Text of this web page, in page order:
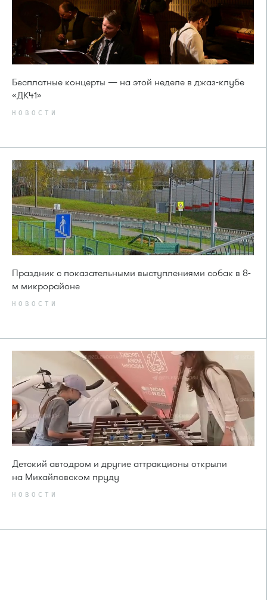
Бесплатные концерты — на этой неделе в джаз-клубе
«ДК41»
НОВОСТИ
Праздник с показательными выступлениями собак в 8-
м микрорайоне
НОВОСТИ
Детский автодром и другие аттракционы открыли
на Михайловском пруду
НОВОСТИ